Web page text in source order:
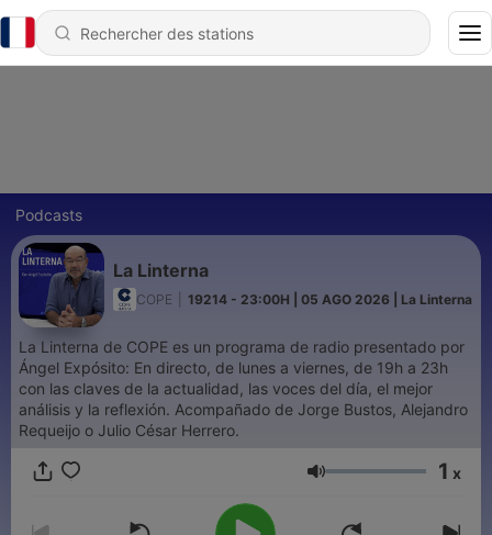
Podcasts
La Linterna
COPE 19214 - 23:00H | 05 AGO 2026 | La Linterna
La Linterna de COPE es un programa de radio presentado por
Ángel Expósito: En directo, de lunes a viernes, de 19h a 23h
con las claves de la actualidad, las voces del día, el mejor
análisis y la reflexión. Acompañado de Jorge Bustos, Alejandro
Requeijo o Julio César Herrero.
Volume 1 x